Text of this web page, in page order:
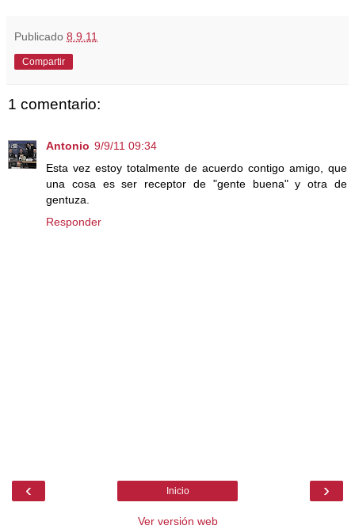
Publicado 8.9.11
Compartir
1 comentario:
Antonio 9/9/11 09:34
Esta vez estoy totalmente de acuerdo contigo amigo, que
una cosa es ser receptor de "gente buena" y otra de
gentuza.
Responder
‹ ›
Inicio
Ver versión web